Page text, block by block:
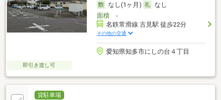
なし(1ヶ月)
なし
面積-
名鉄常滑線 古見駅 徒歩22分
その他の交通
愛知県知多市にしの台４丁目
即引き渡し可
貸駐車場